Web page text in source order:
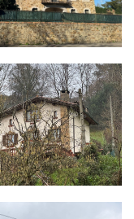
- EL KEBRANTE, 7.jpg
- ZURIKALDAI